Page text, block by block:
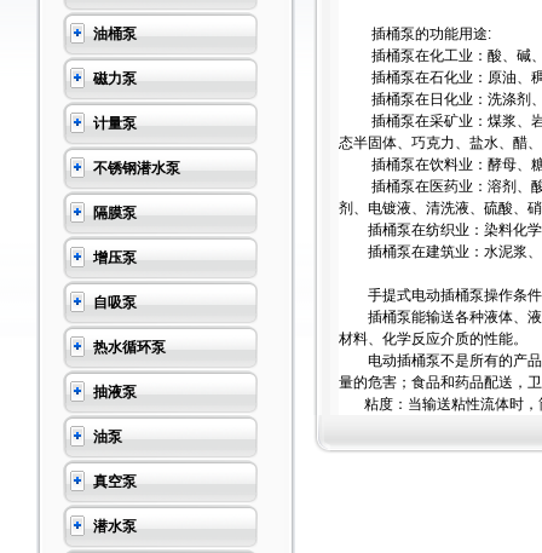
油桶泵
磁力泵
计量泵
不锈钢潜水泵
隔膜泵
增压泵
自吸泵
热水循环泵
抽液泵
油泵
真空泵
潜水泵
插桶泵的功能用途:
插桶泵在化工业：酸、碱、
插桶泵在石化业：原油、稠
插桶泵在日化业：洗涤剂、
插桶泵在采矿业：煤浆、岩
态半固体、巧克力、盐水、醋
插桶泵在饮料业：酵母、糖
插桶泵在医药业：溶剂、酸
剂、电镀液、清洗液、硫酸、
插桶泵在纺织业：染料化学
插桶泵在建筑业：水泥浆、
手提式电动插桶泵操作条
插桶泵能输送各种液体、液
材料、化学反应介质的性能。
电动插桶泵不是所有的产品
量的危害；食品和药品配送，
粘度：当输送粘性流体时，